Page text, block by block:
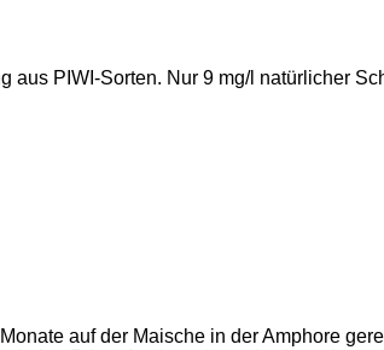
PIWI-Sorten. Nur 9 mg/l natürlicher
auf der Maische in der Amphore